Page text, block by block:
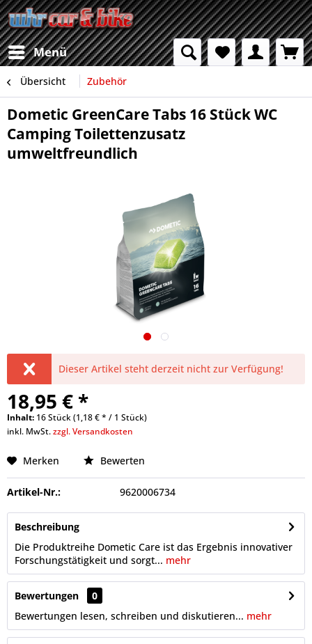
Menü
Übersicht Zubehör
Dometic GreenCare Tabs 16 Stück WC
Camping Toilettenzusatz
umweltfreundlich
Dieser Artikel steht derzeit nicht zur Verfügung!
18,95 € *
Inhalt: 16 Stück (1,18 € * / 1 Stück)
inkl. MwSt.zzgl. Versandkosten
Merken Bewerten
Artikel-Nr.: 9620006734
Beschreibung
Die Produktreihe Dometic Care ist das Ergebnis innovativer
Forschungstätigkeit und sorgt... mehr
Bewertungen
0
Bewertungen lesen, schreiben und diskutieren... mehr